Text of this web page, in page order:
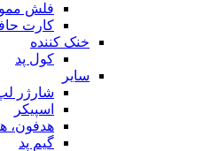
فلش
کارت
خنک کننده
کول پد
سایر
شارژر
اسپیکر
هدفون،
گیم پد